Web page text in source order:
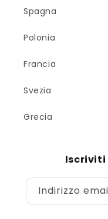
Spagna
Polonia
Francia
Svezia
Grecia
Iscriviti
Indirizzo